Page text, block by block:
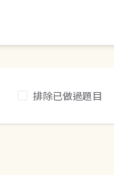
排除已做過題目